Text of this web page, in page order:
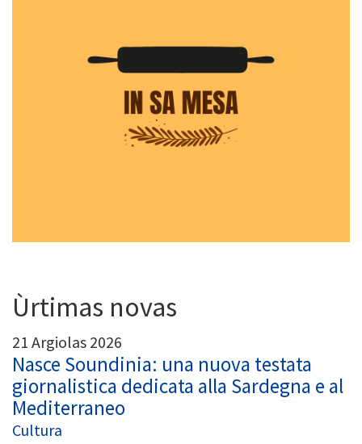
Ùrtimas novas
21 Argiolas 2026
Nasce Soundinia: una nuova testata
giornalistica dedicata alla Sardegna e al
Mediterraneo
Cultura